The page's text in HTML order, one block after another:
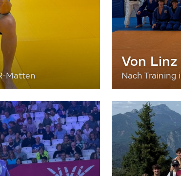
Matten
Von
Nach